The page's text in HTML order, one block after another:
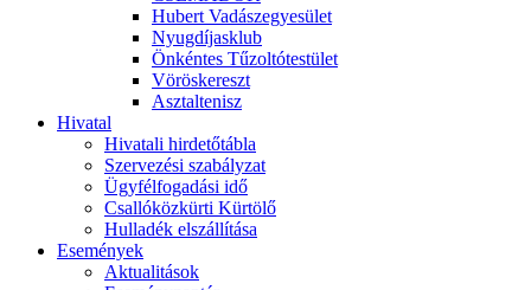
Hubert Vadászegyesület
Nyugdíjasklub
Önkéntes Tűzoltótestület
Vöröskereszt
Asztaltenisz
Hivatal
Hivatali hirdetőtábla
Szervezési szabályzat
Ügyfélfogadási idő
Csallóközkürti Kürtölő
Hulladék elszállítása
Események
Aktualitások